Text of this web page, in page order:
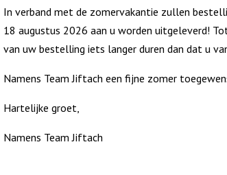
Genieten van genoeg
€ 12,25
In verband met de zomervakantie zullen
18 augustus 2026 aan u worden uitgeleverd!
van uw bestelling iets langer duren dan dat u
Namens Team Jiftach een fijne zomer
Hartelijke groet,
Namens Team Jiftach